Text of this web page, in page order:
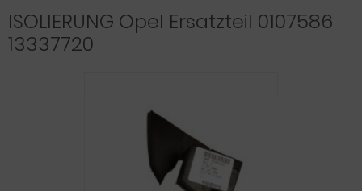
ISOLIERUNG Opel Ersatzteil 0107586
13337720